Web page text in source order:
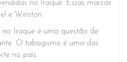
no Iraque. Essas marcas
e Winston.
no Iraque é uma questão de
O tabagismo é uma das
no país.